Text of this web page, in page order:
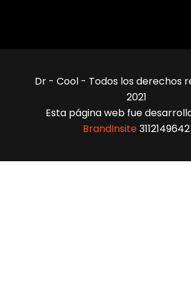
Dr - Cool - Todos los derechos
2021
Esta página web fue
BrandInsite3112149642